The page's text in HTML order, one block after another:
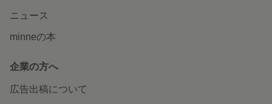
ニュース
minneの本
企業の方へ
広告出稿について